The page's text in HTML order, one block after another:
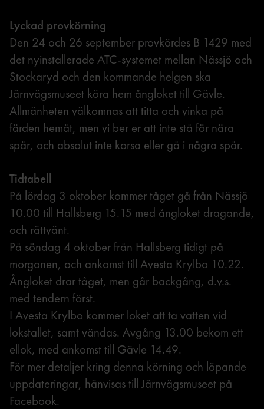
Lyckad provkörning
Den 24 och 26 september provkördes B 1429 med
det nyinstallerade ATC-systemet mellan Nässjö och
Stockaryd och den kommande helgen ska
Järnvägsmuseet köra hem ångloket till Gävle.
Allmänheten välkomnas att titta och vinka på
färden hemåt, men vi ber er att inte stå för nära
spår, och absolut inte korsa eller gå i några spår.
Tidtabell
På lördag 3 oktober kommer tåget gå från Nässjö
10.00 till Hallsberg 15.15 med ångloket dragande,
och rättvänt.
På söndag 4 oktober från Hallsberg tidigt på
morgonen, och ankomst till Avesta Krylbo 10.22.
Ångloket drar tåget, men går backgång, d.v.s.
med tendern först.
I Avesta Krylbo kommer loket att ta vatten vid
lokstallet, samt vändas. Avgång 13.00 bekom ett
ellok, med ankomst till Gävle 14.49.
För mer detaljer kring denna körning och löpande
uppdateringar, hänvisas till Järnvägsmuseet på
Facebook.